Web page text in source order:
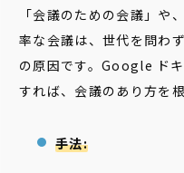
「会議のための会議」や
率な会議は、世代を問わ
の原因です。Google ド
すれば、会議のあり方を
手法: